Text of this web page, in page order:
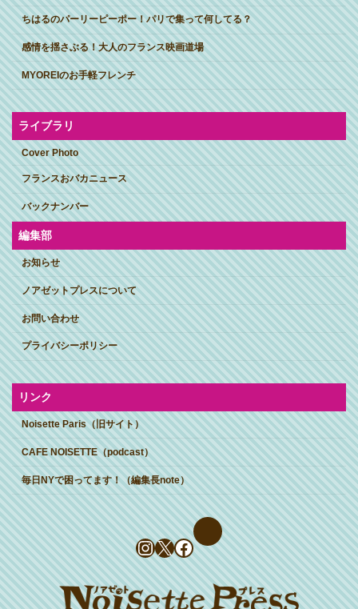
ちはるのパーリーピーポー！パリで集って何してる？
感情を揺さぶる！大人のフランス映画道場
MYOREIのお手軽フレンチ
ライブラリ
Cover Photo
フランスおバカニュース
バックナンバー
編集部
お知らせ
ノアゼットプレスについて
お問い合わせ
プライバシーポリシー
リンク
Noisette Paris（旧サイト）
CAFE NOISETTE（podcast）
毎日NYで困ってます！（編集長note）
Instagram
X Facebook